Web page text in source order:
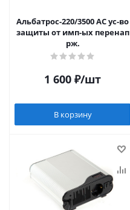
Альбатрос-220/3500 АС ус-во
защиты от имп-ых перенап
рж.
1 600 ₽/шт
В корзину